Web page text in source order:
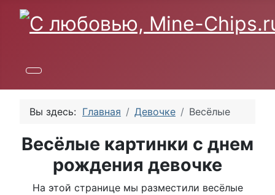
Вы здесь: Главная Девочке Весёлые
Весёлые картинки с днем
рождения девочке
На этой странице мы разместили весёлые